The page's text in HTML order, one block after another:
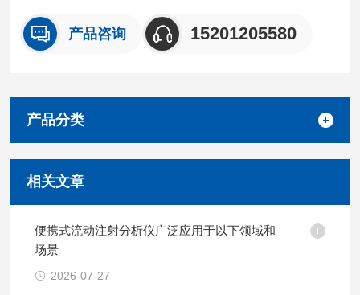
产品咨询 15201205580
产品分类
相关文章
便携式流动注射分析仪广泛应用于以下领域和
场景
2026-07-27